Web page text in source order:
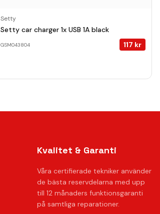
Setty
Setty car charger 1x USB 1A black
GSM043804 117 kr
Kvalitet & Garanti
Våra certifierade tekniker använder
de bästa reservdelarna med upp
till 12 månaders funktionsgaranti
på samtliga reparationer.